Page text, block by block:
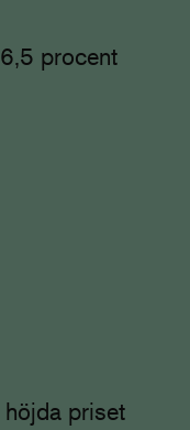
procent
priset